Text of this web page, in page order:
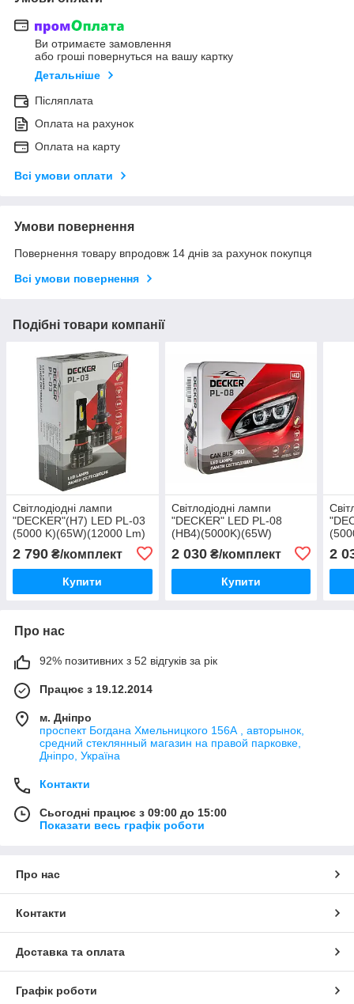
Ви отримаєте замовлення
або гроші повернуться на вашу картку
Детальніше
Післяплата
Оплата на рахунок
Оплата на карту
Всі умови оплати
Умови повернення
Повернення товару впродовж 14 днів за рахунок покупця
Всі умови повернення
Подібні товари компанії
Світлодіодні лампи
"DECKER"(H7) LED PL-03
(5000 K)(65W)(12000 Lm)
2 790 ₴/комплект
Купити
Світлодіодні лампи
"DECKER" LED PL-08
(HB4)(5000K)(65W)
2 030₴/комплект
Купити
2
Про нас
92% позитивних з 52 відгуків за рік
Працює з 19.12.2014
м. Дніпро
проспект Богдана Хмельницкого 156А , авторынок,
средний стеклянный магазин на правой парковке,
Дніпро, Україна
Контакти
Сьогодні працює з 09:00 до 15:00
Показати весь графік роботи
Про нас
Контакти
Доставка та оплата
Графік роботи